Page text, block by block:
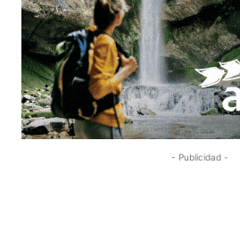
- Publicidad -